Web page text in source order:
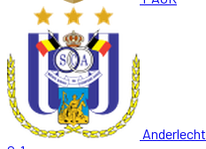
Anderlecht